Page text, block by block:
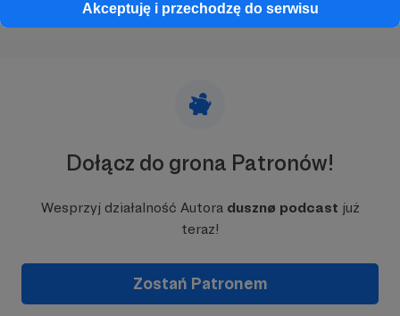
Akceptuję i przechodzę do serwisu
Dołącz do grona Patronów!
Wesprzyj działalność Autora dusznø podcast już
teraz!
Zostań Patronem